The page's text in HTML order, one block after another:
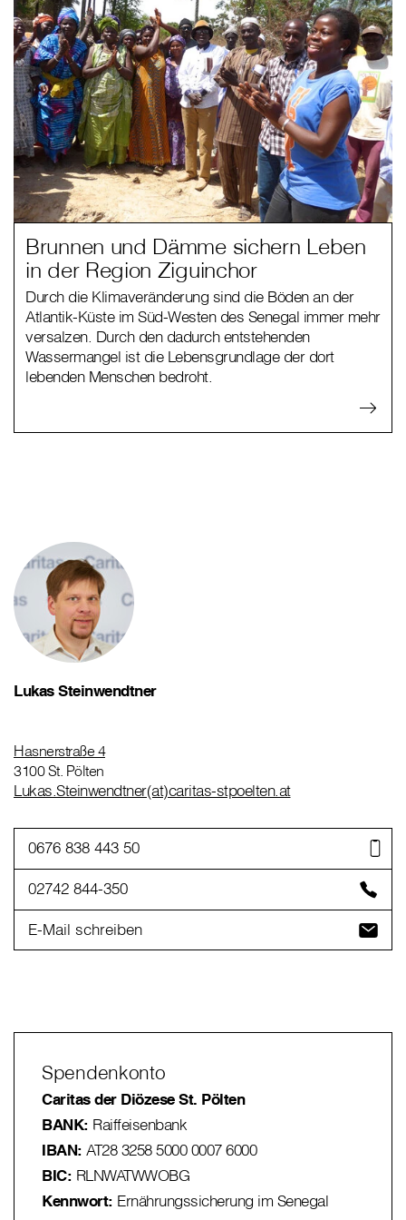
Brunnen und Dämme sichern Leben
in der Region Ziguinchor
Durch die Klimaveränderung sind die Böden an der
Atlantik-Küste im Süd-Westen des Senegal immer mehr
versalzen. Durch den dadurch entstehenden
Wassermangel ist die Lebensgrundlage der dort
lebenden Menschen bedroht.
Lukas Steinwendtner
Hasnerstraße 4
3100 St. Pölten
Lukas.Steinwendtner(at)caritas-stpoelten.at
0676 838 443 50
02742 844-350
E-Mail schreiben
Spendenkonto
Caritas der Diözese St. Pölten
BANK: Raiffeisenbank
IBAN: AT28 3258 5000 0007 6000
BIC: RLNWATWWOBG
Kennwort: Ernährungssicherung im Senegal